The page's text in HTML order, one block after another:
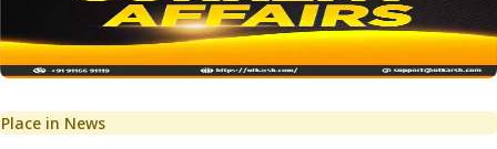
Place in News